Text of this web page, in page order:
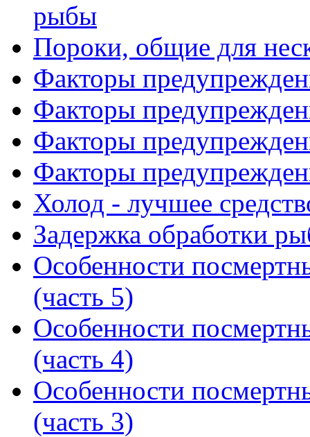
рыбы
Пороки, общие для
Факторы
Факторы
Факторы
Факторы
Холод - лучшее
Задержка обработки
Особенности
(часть 5)
Особенности
(часть 4)
Особенности
(часть 3)